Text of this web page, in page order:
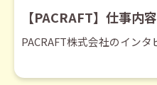
【PACRAFT】仕事内
PACRAFT株式会社のインタ